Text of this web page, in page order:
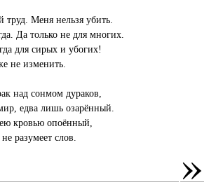
труд. Меня нельзя убить.
Да только не для многих.
для сирых и убогих!
не изменить.
над сонмом дураков,
едва лишь озарённый.
кровью опоённый,
разумеет слов.
»